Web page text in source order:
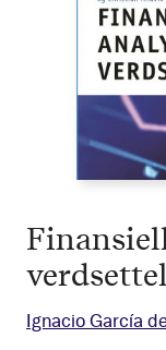
Ignacio García